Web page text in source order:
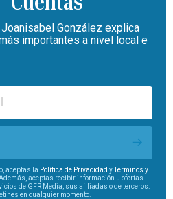
González explica
importantes a nivel local e
aceptas la Política de Privacidad yTérminos y
aceptas recibir información u ofertas
de GFR Media, sus afiliadas o de terceros.
en cualquier momento.